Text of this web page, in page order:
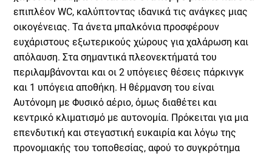
επιπλέον WC, καλύπτοντας ιδανικά τις ανάγκες μιας
οικογένειας. Τα άνετα μπαλκόνια προσφέρουν
ευχάριστους εξωτερικούς χώρους για χαλάρωση και
απόλαυση. Στα σημαντικά πλεονεκτήματά του
περιλαμβάνονται και οι 2 υπόγειες θέσεις πάρκινγκ
και 1 υπόγεια αποθήκη. Η θέρμανση του είναι
Αυτόνομη με Φυσικό αέριο, όμως διαθέτει και
κεντρικό κλιματισμό με αυτονομία. Πρόκειται για μια
επενδυτική και στεγαστική ευκαιρία και λόγω της
προνομιακής του τοποθεσίας, αφού το συγκρότημα